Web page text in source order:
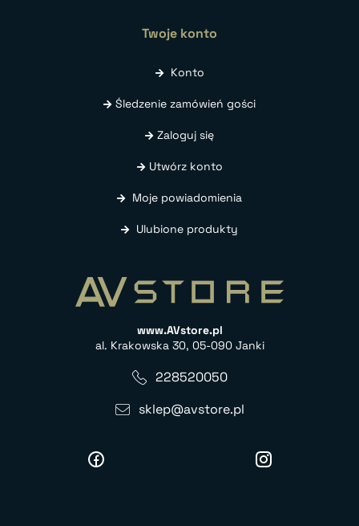
Twoje konto
Konto
Śledzenie zamówień gości
Zaloguj się
Utwórz konto
Moje powiadomienia
Ulubione produkty
www.AVstore.pl
al. Krakowska 30, 05-090 Janki
228520050
sklep@avstore.pl